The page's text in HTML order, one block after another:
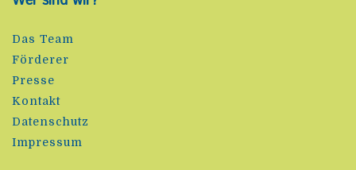
Das Team
Förderer
Presse
Kontakt
Datenschutz
Impressum